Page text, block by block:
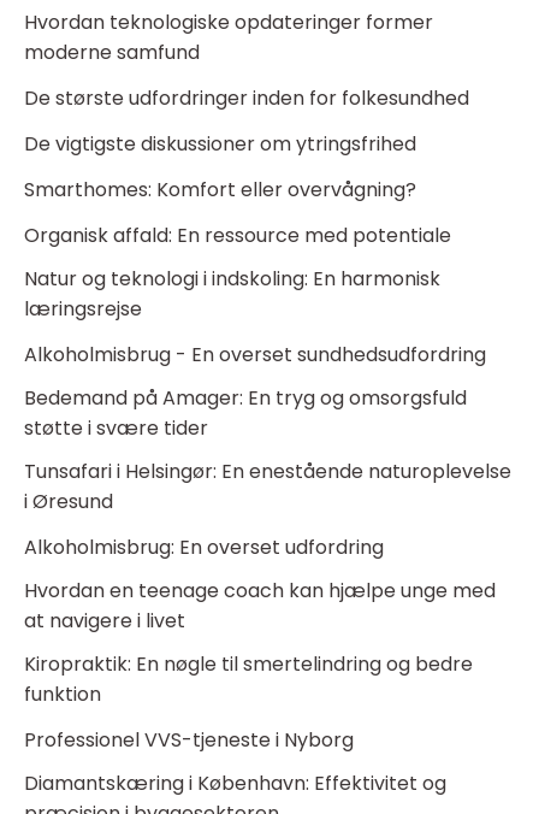
Hvordan teknologiske opdateringer former
moderne samfund
De største udfordringer inden for folkesundhed
De vigtigste diskussioner om ytringsfrihed
Smarthomes: Komfort eller overvågning?
Organisk affald: En ressource med potentiale
Natur og teknologi i indskoling: En harmonisk
læringsrejse
Alkoholmisbrug - En overset sundhedsudfordring
Bedemand på Amager: En tryg og omsorgsfuld
støtte i svære tider
Tunsafari i Helsingør: En enestående naturoplevelse
i Øresund
Alkoholmisbrug: En overset udfordring
Hvordan en teenage coach kan hjælpe unge med
at navigere i livet
Kiropraktik: En nøgle til smertelindring og bedre
funktion
Professionel VVS-tjeneste i Nyborg
Diamantskæring i København: Effektivitet og